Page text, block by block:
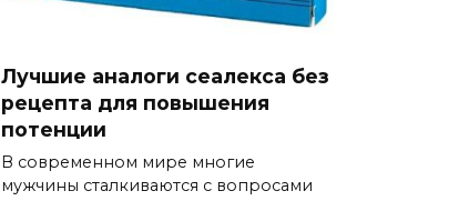
Лучшие аналоги сеалекса без
рецепта для повышения
потенции
В современном мире многие
мужчины сталкиваются с вопросами